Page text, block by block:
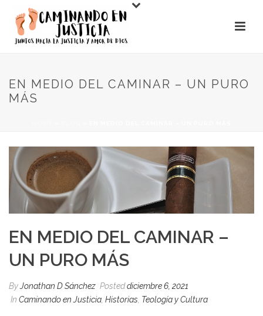
EN MEDIO DEL CAMINAR – UN PURO
MÁS
EN MEDIO DEL CAMINAR –
UN PURO MÁS
ByJonathan D Sánchez Posteddiciembre 6, 2021
In Caminando en Justicia Historias Teología y Cultura